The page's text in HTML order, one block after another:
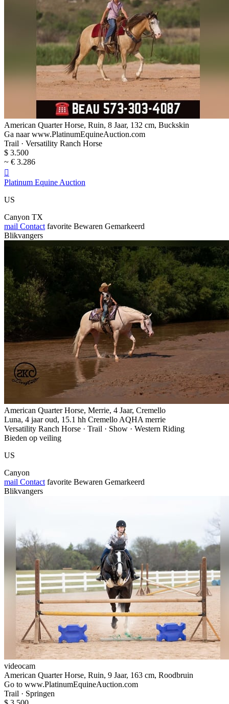
American Quarter Horse, Ruin, 8 Jaar, 132 cm, Buckskin
Ga naar www.PlatinumEquineAuction.com
Trail · Versatility Ranch Horse
$ 3.500
~ € 3.286

Platinum Equine Auction
US
Canyon TX
mail Contact favorite Bewaren Gemarkeerd
Blikvangers
American Quarter Horse, Merrie, 4 Jaar, Cremello
Luna, 4 jaar oud, 15.1 hh Cremello AQHA merrie
Versatility Ranch Horse · Trail · Show · Western Riding
Bieden op veiling
US
Canyon
mail Contact favorite Bewaren Gemarkeerd
Blikvangers
videocam
American Quarter Horse, Ruin, 9 Jaar, 163 cm, Roodbruin
Go to www.PlatinumEquineAuction.com
Trail · Springen